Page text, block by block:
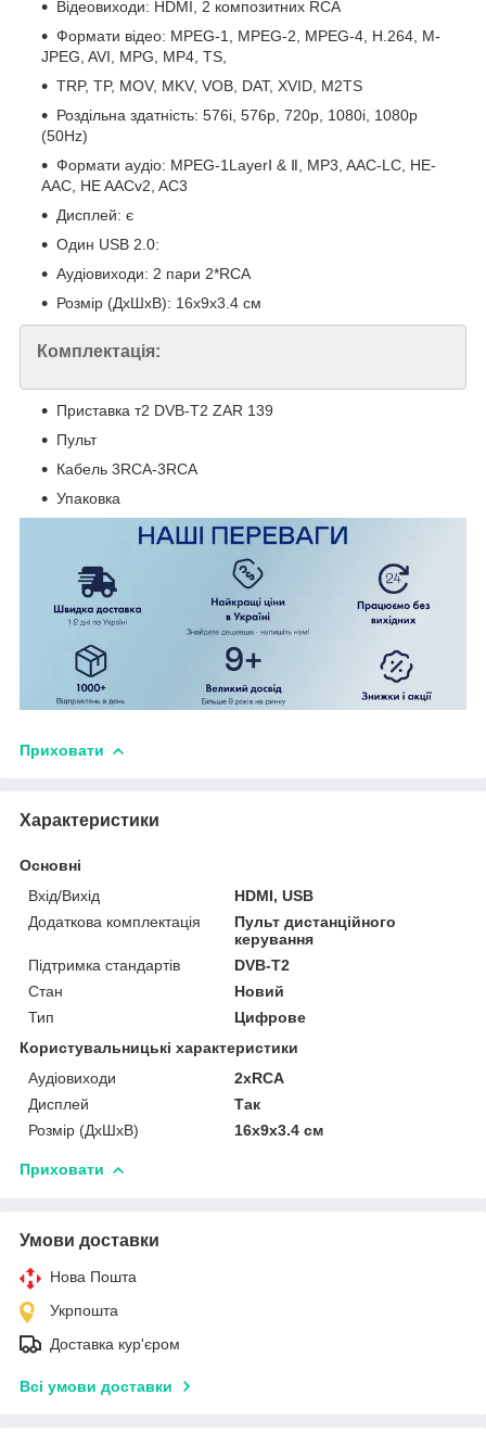
Відеовиходи: HDMI, 2 композитних RCA
Формати відео: MPEG-1, MPEG-2, MPEG-4, H.264, M-
JPEG, AVI, MPG, MP4, TS,
TRP, TP, MOV, MKV, VOB, DAT, XVID, M2TS
Роздільна здатність: 576i, 576p, 720p, 1080i, 1080p
(50Hz)
Формати аудіо: MPEG-1LayerⅠ & Ⅱ, MP3, AAC-LC, HE-
AAC, HE AACv2, AC3
Дисплей: є
Один USB 2.0:
Аудіовиходи: 2 пари 2*RCA
Розмір (ДхШхВ): 16х9х3.4 см
Комплектація:
Приставка т2 DVB-T2 ZAR 139
Пульт
Кабель 3RCA-3RCA
Упаковка
Приховати
Характеристики
Основні
Вхід/Вихід
HDMI, USB
Додаткова комплектація
Пульт дистанційного
керування
Підтримка стандартів
DVB-T2
Стан
Новий
Тип
Цифрове
Користувальницькі характеристики
Аудіовиходи
2хRCA
Дисплей
Так
Розмір (ДхШхВ)
16х9х3.4 см
Приховати
Умови доставки
Нова Пошта
Укрпошта
Доставка кур'єром
Всі умови доставки